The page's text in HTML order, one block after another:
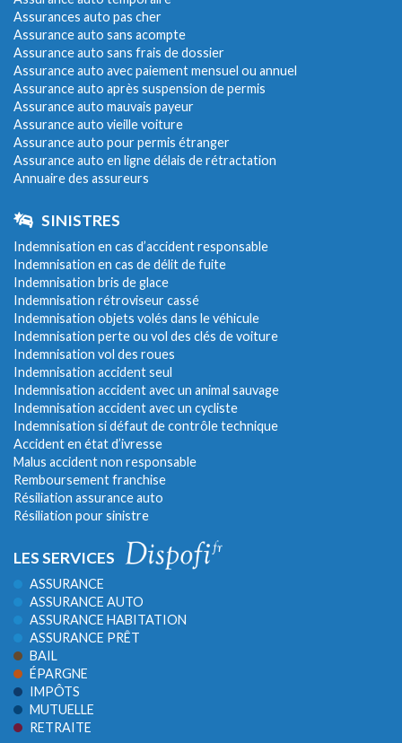
Assurances auto pas cher
Assurance auto sans acompte
Assurance auto sans frais de dossier
Assurance auto avec paiement mensuel ou annuel
Assurance auto après suspension de permis
Assurance auto mauvais payeur
Assurance auto vieille voiture
Assurance auto pour permis étranger
Assurance auto en ligne délais de rétractation
Annuaire des assureurs
SINISTRES
Indemnisation en cas d’accident responsable
Indemnisation en cas de délit de fuite
Indemnisation bris de glace
Indemnisation rétroviseur cassé
Indemnisation objets volés dans le véhicule
Indemnisation perte ou vol des clés de voiture
Indemnisation vol des roues
Indemnisation accident seul
Indemnisation accident avec un animal sauvage
Indemnisation accident avec un cycliste
Indemnisation si défaut de contrôle technique
Accident en état d’ivresse
Malus accident non responsable
Remboursement franchise
Résiliation assurance auto
Résiliation pour sinistre
LES SERVICES
ASSURANCE
ASSURANCE AUTO
ASSURANCE HABITATION
ASSURANCE PRÊT
BAIL
ÉPARGNE
IMPÔTS
MUTUELLE
RETRAITE